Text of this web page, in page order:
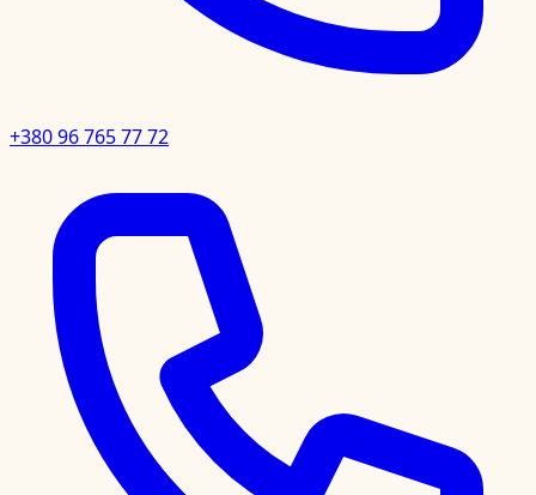
+380 96 765 77 72